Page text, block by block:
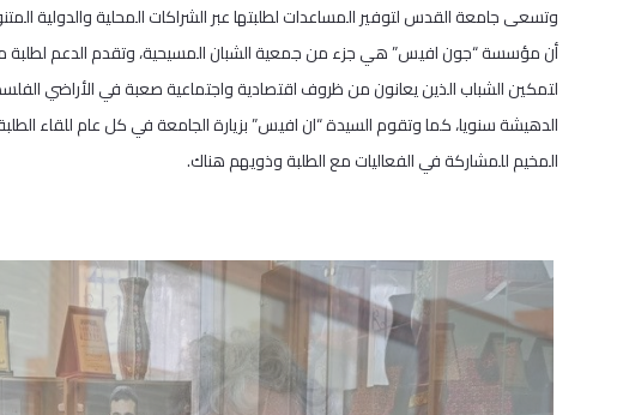
وتسعى جامعة القدس لتوفير المساعدات لطلبتها عبر الشراكات المحلية والدولية
أن مؤسسة “جون افيس” هي جزء من جمعية الشبان المسيحية، وتقدم الدعم
لتمكين الشباب الذين يعانون من ظروف اقتصادية واجتماعية صعبة في الأراضي
الدهيشة سنويا، كما وتقوم السيدة “ان افيس” بزيارة الجامعة في كل عام للقاء
المخيم للمشاركة في الفعاليات مع الطلبة وذويهم هناك.